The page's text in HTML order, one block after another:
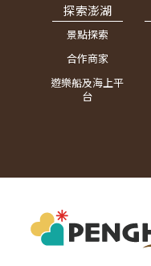
探索澎湖
景點探索
合作商家
遊樂船及海上平
台